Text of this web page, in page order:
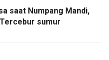
saat Numpang Mandi,
sumur